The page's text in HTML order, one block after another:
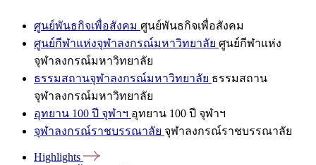
ศูนย์พันธกิจเพื่อสังคม ศูนย์พันธกิจเพื่อสังคม
ศูนย์กีฬาแห่งจุฬาลงกรณ์มหาวิทยาลัย ศูนย์กีฬาแห่ง
จุฬาลงกรณ์มหาวิทยาลัย
ธรรมสถานจุฬาลงกรณ์มหาวิทยาลัย ธรรมสถาน
จุฬาลงกรณ์มหาวิทยาลัย
อุทยาน 100 ปี จุฬาฯ อุทยาน 100 ปี จุฬาฯ
จุฬาลงกรณ์ราชบรรณาลัย จุฬาลงกรณ์ราชบรรณาลัย
Highlights